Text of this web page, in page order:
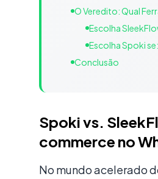
O Veredito: Qual
Escolha
Escolha Spoki se:
Conclusão
Spoki vs.
commerce no
No mundo acelerado